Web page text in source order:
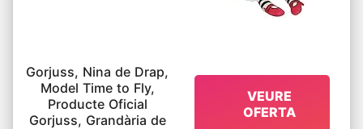
Gorjuss, Nina de Drap,
Model Time to Fly,
Producte Oficial
Gorjuss, Grandària de
VEURE
OFERTA